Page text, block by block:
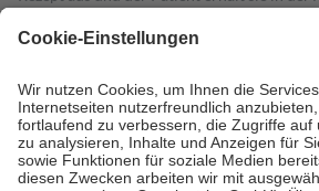
Kosten dafür, der Versicherte trägt einen
Grundsätzlich leisten Mitglieder
Prozent des Abgabepreises,mindestens
höchstens zehn Euro.Es sind jedoch nie
Kosten der Leistung zu entrichten.
Diese Regeln gelten grundsätzlich auch für